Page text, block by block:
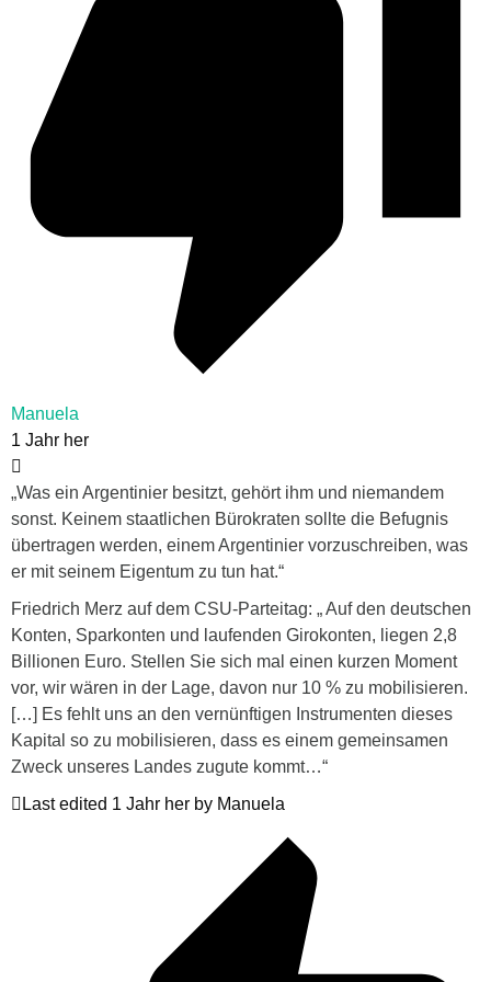
Manuela
1 Jahr her
„Was ein Argentinier besitzt, gehört ihm und niemandem
sonst. Keinem staatlichen Bürokraten sollte die Befugnis
übertragen werden, einem Argentinier vorzuschreiben, was
er mit seinem Eigentum zu tun hat.“
Friedrich Merz auf dem CSU-Parteitag: „ Auf den deutschen
Konten, Sparkonten und laufenden Girokonten, liegen 2,8
Billionen Euro. Stellen Sie sich mal einen kurzen Moment
vor, wir wären in der Lage, davon nur 10 % zu mobilisieren.
[…] Es fehlt uns an den vernünftigen Instrumenten dieses
Kapital so zu mobilisieren, dass es einem gemeinsamen
Zweck unseres Landes zugute kommt…“
Last edited 1 Jahr her by Manuela